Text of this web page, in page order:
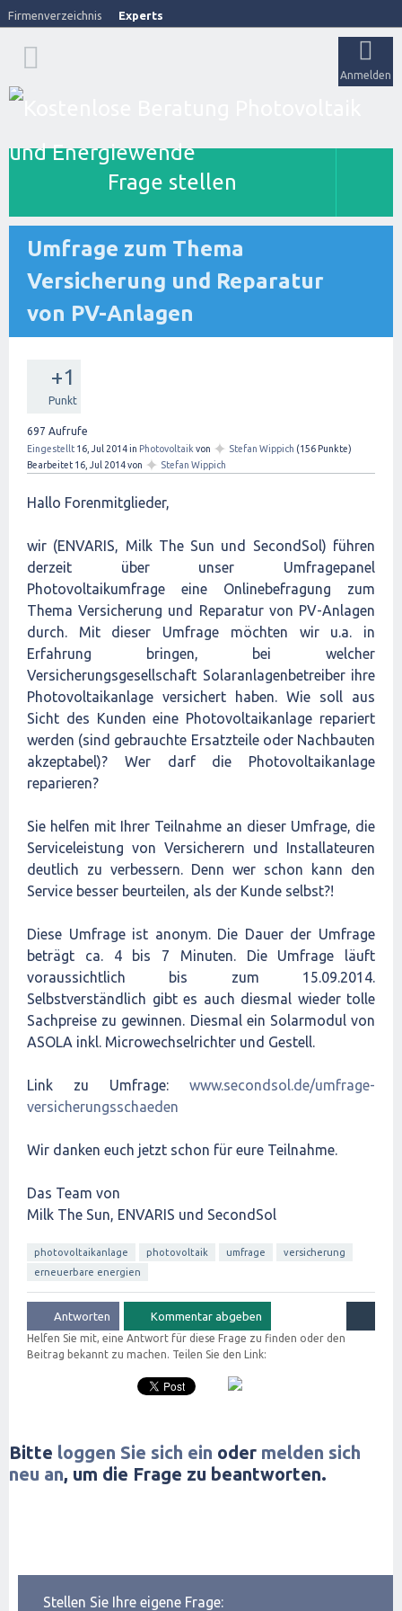
Firmenverzeichnis Experts
Anmelden
Frage stellen
Umfrage zum Thema
Versicherung und Reparatur
von PV-Anlagen
+1
Punkt
697 Aufrufe
Eingestellt 16, Jul 2014in Photovoltaik von ✦ Stefan Wippich (156 Punkte)
Bearbeitet 16, Jul 2014von ✦ Stefan Wippich
Hallo Forenmitglieder,
wir (ENVARIS, Milk The Sun und SecondSol) führen
derzeit über unser Umfragepanel
Photovoltaikumfrage eine Onlinebefragung zum
Thema Versicherung und Reparatur von PV-Anlagen
durch. Mit dieser Umfrage möchten wir u.a. in
Erfahrung bringen, bei welcher
Versicherungsgesellschaft Solaranlagenbetreiber ihre
Photovoltaikanlage versichert haben. Wie soll aus
Sicht des Kunden eine Photovoltaikanlage repariert
werden (sind gebrauchte Ersatzteile oder Nachbauten
akzeptabel)? Wer darf die Photovoltaikanlage
reparieren?
Sie helfen mit Ihrer Teilnahme an dieser Umfrage, die
Serviceleistung von Versicherern und Installateuren
deutlich zu verbessern. Denn wer schon kann den
Service besser beurteilen, als der Kunde selbst?!
Diese Umfrage ist anonym. Die Dauer der Umfrage
beträgt ca. 4 bis 7 Minuten. Die Umfrage läuft
voraussichtlich bis zum 15.09.2014.
Selbstverständlich gibt es auch diesmal wieder tolle
Sachpreise zu gewinnen. Diesmal ein Solarmodul von
ASOLA inkl. Microwechselrichter und Gestell.
Link zu Umfrage: www.secondsol.de/umfrage-
versicherungsschaeden
Wir danken euch jetzt schon für eure Teilnahme.
Das Team von
Milk The Sun, ENVARIS und SecondSol
photovoltaikanlage photovoltaik umfrage
versicherung
erneuerbare energien
Helfen Sie mit, eine Antwort für diese Frage zu finden oder den
Beitrag bekannt zu machen. Teilen Sie den Link:
Bitte loggen Sie sich ein oder melden sich
neu an, um die Frage zu beantworten.
Stellen Sie Ihre eigene Frage: